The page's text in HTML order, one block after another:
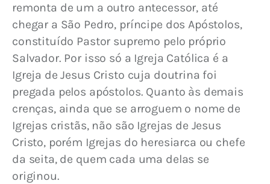
remonta de um a outro antecessor, até
chegar a São Pedro, príncipe dos Apóstolos,
constituído Pastor supremo pelo próprio
Salvador. Por isso só a Igreja Católica é a
Igreja de Jesus Cristo cuja doutrina foi
pregada pelos apóstolos. Quanto às demais
crenças, ainda que se arroguem o nome de
Igrejas cristãs, não são Igrejas de Jesus
Cristo, porém Igrejas do heresiarca ou chefe
da seita, de quem cada uma delas se
originou.